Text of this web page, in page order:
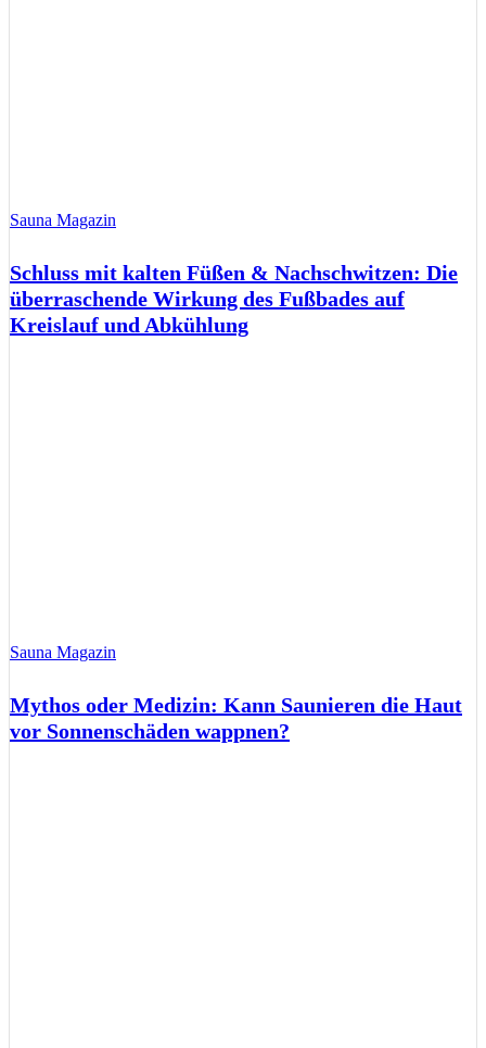
Sauna Magazin
Schluss mit kalten Füßen & Nachschwitzen: Die
überraschende Wirkung des Fußbades auf
Kreislauf und Abkühlung
Sauna Magazin
Mythos oder Medizin: Kann Saunieren die Haut
vor Sonnenschäden wappnen?